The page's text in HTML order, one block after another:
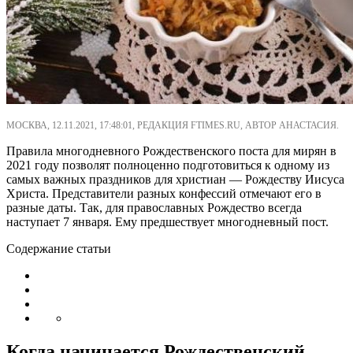
МОСКВА, 12.11.2021, 17:48:01, РЕДАКЦИЯ FTIMES.RU, АВТОР АНАСТАСИЯ.
Правила многодневного Рождественского поста для мирян в
2021 году позволят полноценно подготовиться к одному из
самых важных праздников для христиан ― Рождеству Иисуса
Христа. Представители разных конфессий отмечают его в
разные даты. Так, для православных Рождество всегда
наступает 7 января. Ему предшествует многодневный пост.
Содержание статьи